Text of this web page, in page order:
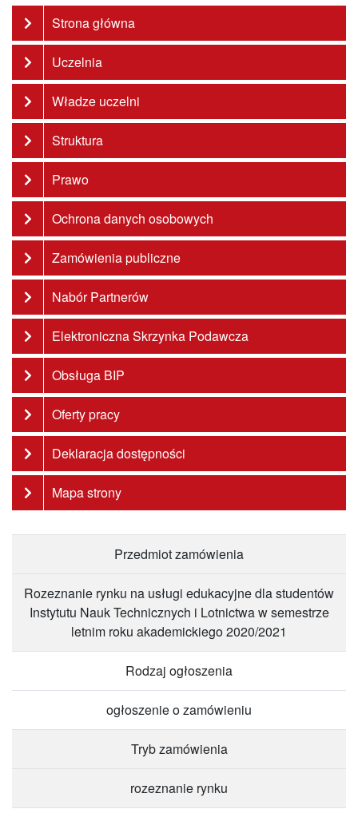
Strona główna
Uczelnia
Władze uczelni
Struktura
Prawo
Ochrona danych osobowych
Zamówienia publiczne
Nabór Partnerów
Elektroniczna Skrzynka Podawcza
Obsługa BIP
Oferty pracy
Deklaracja dostępności
Mapa strony
Przedmiot zamówienia
Rozeznanie rynku na usługi edukacyjne dla studentów
Instytutu Nauk Technicznych i Lotnictwa w semestrze
letnim roku akademickiego 2020/2021
Rodzaj ogłoszenia
ogłoszenie o zamówieniu
Tryb zamówienia
rozeznanie rynku